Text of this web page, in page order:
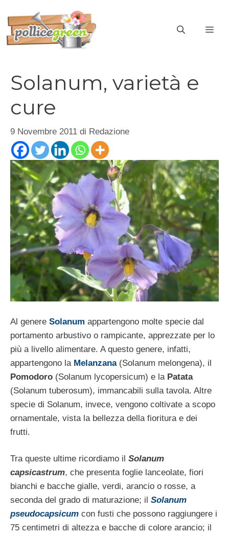
contenuto
Solanum, varietà e
cure
9 Novembre 2011 di Redazione
Al genere Solanum appartengono molte specie dal
portamento arbustivo o rampicante, apprezzate per lo
più a livello alimentare. A questo genere, infatti,
appartengono la Melanzana(Solanum melongena), il
Pomodoro (Solanum lycopersicum) e la Patata
(Solanum tuberosum), immancabili sulla tavola. Altre
specie di Solanum, invece, vengono coltivate a scopo
ornamentale, vista la bellezza della fioritura e dei
frutti.
Tra queste ultime ricordiamo il Solanum
capsicastrum, che presenta foglie lanceolate, fiori
bianchi e bacche gialle, verdi, arancio o rosse, a
seconda del grado di maturazione; il Solanum
pseudocapsicum con fusti che possono raggiungere i
75 centimetri di altezza e bacche di colore arancio; il